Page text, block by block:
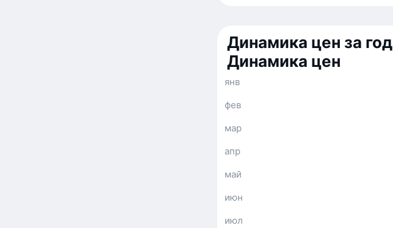
Динамика цен за год
Динамика цен
янв
фев
мар
апр
май
июн
июл